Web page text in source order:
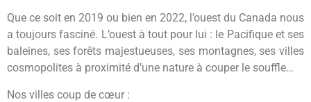
Que ce soit en 2019 ou bien en 2022, l’ouest du Canada nous
a toujours fasciné. L’ouest à tout pour lui : le Pacifique et ses
baleines, ses forêts majestueuses, ses montagnes, ses villes
cosmopolites à proximité d’une nature à couper le souffle…
Nos villes coup de cœur :